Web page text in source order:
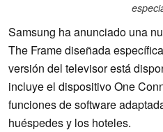
Samsung ha anunciado una
The Frame diseñada
versión del televisor está
incluye el dispositivo One
funciones de software
huéspedes y los hoteles.